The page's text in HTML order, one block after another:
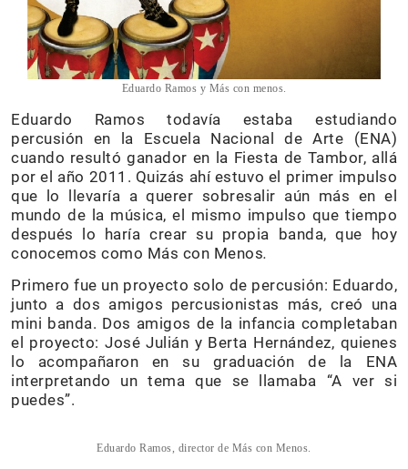
Eduardo Ramos y Más con menos.
Eduardo Ramos todavía estaba estudiando
percusión en la Escuela Nacional de Arte (ENA)
cuando resultó ganador en la Fiesta de Tambor, allá
por el año 2011. Quizás ahí estuvo el primer impulso
que lo llevaría a querer sobresalir aún más en el
mundo de la música, el mismo impulso que tiempo
después lo haría crear su propia banda, que hoy
conocemos como Más con Menos.
Primero fue un proyecto solo de percusión: Eduardo,
junto a dos amigos percusionistas más, creó una
mini banda. Dos amigos de la infancia completaban
el proyecto: José Julián y Berta Hernández, quienes
lo acompañaron en su graduación de la ENA
interpretando un tema que se llamaba “A ver si
puedes”.
Eduardo Ramos, director de Más con Menos.